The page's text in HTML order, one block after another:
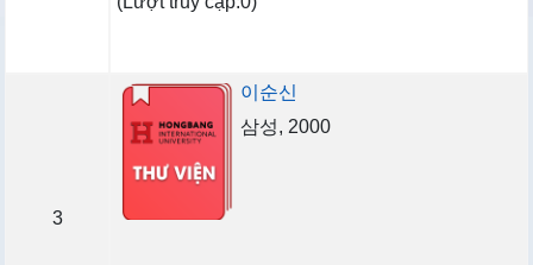
3
이순신
삼성, 2000